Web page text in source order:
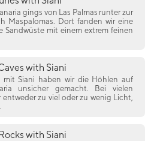
gings von Las Palmas runter zur
Maspalomas. Dort fanden wir eine
Sandwüste mit einem extrem feinen
with Siani
mit Siani haben wir die Höhlen auf
unsicher gemacht. Bei vielen
entweder zu viel oder zu wenig Licht,
with Siani